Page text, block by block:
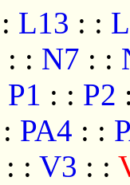
: L13 : :
: : N7 : :
P1 : : P2
: PA4 : :
: : V3 : :